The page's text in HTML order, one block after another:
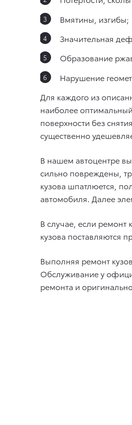
Вмятины, изгибы;
Значительная
Образование
Нарушение
Для каждого из
наиболее
поверхности без
существенно
В нашем автоцентре
сильно повреждены,
кузова шпатлюется,
автомобиля. Далее
В случае, если
кузова поставляются
Выполняя ремонт
Обслуживание у
ремонта и